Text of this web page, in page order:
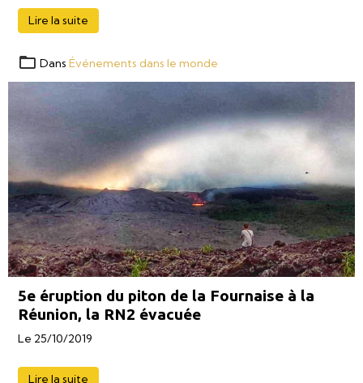
Lire la suite
Dans Événements dans le monde
5e éruption du piton de la Fournaise à la
Réunion, la RN2 évacuée
Le 25/10/2019
Lire la suite